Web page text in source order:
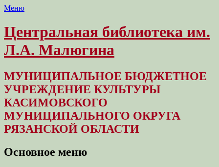
Меню
Центральная библиотека им.
Л.А. Малюгина
МУНИЦИПАЛЬНОЕ БЮДЖЕТНОЕ
УЧРЕЖДЕНИЕ КУЛЬТУРЫ
КАСИМОВСКОГО
МУНИЦИПАЛЬНОГО ОКРУГА
РЯЗАНСКОЙ ОБЛАСТИ
Основное меню